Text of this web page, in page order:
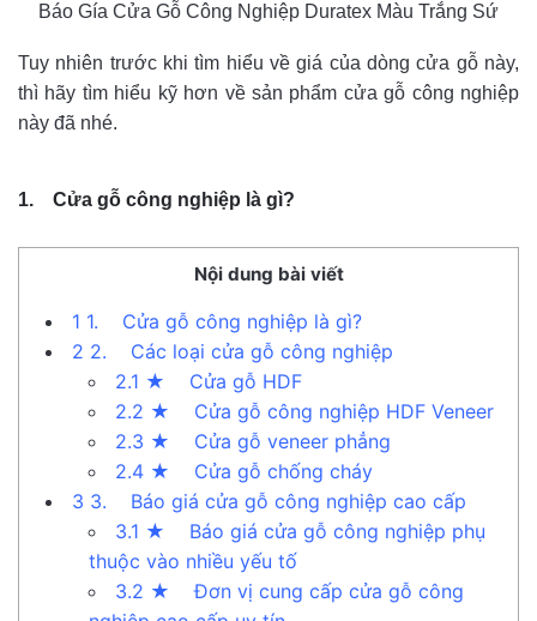
Báo Gía Cửa Gỗ Công Nghiệp Duratex Màu Trắng Sứ
Tuy nhiên trước khi tìm hiểu về giá của dòng cửa gỗ này,
thì hãy tìm hiểu kỹ hơn về sản phẩm cửa gỗ công nghiệp
này đã nhé.
1. Cửa gỗ công nghiệp là gì?
Nội dung bài viết
1 1. Cửa gỗ công nghiệp là gì?
2 2. Các loại cửa gỗ công nghiệp
2.1 ★ Cửa gỗ HDF
2.2 ★ Cửa gỗ công nghiệp HDF Veneer
2.3 ★ Cửa gỗ veneer phẳng
2.4 ★ Cửa gỗ chống cháy
3 3. Báo giá cửa gỗ công nghiệp cao cấp
3.1 ★ Báo giá cửa gỗ công nghiệp phụ
thuộc vào nhiều yếu tố
3.2 ★ Đơn vị cung cấp cửa gỗ công